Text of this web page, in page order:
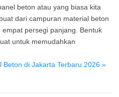
beton atau yang biasa kita
dari campuran material beton
persegi panjang. Bentuk
untuk memudahkan
di Jakarta Terbaru 2026 »